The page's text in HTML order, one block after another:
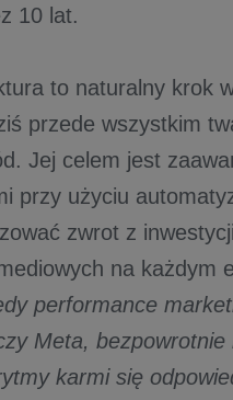
10 lat.
to naturalny krok
przede wszystkim
Jej celem jest
przy użyciu
zwrot z
mediowych na
performance
Meta, bezpowrotnie
karmi się